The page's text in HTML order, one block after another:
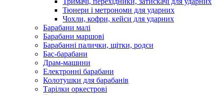
Тюнери і метрономи для ударних
Чохли, кофри, кейси для ударних
Барабани малі
Барабани маршові
Барабанні палички, щітки, родси
Бас-барабани
Драм-машини
Електронні барабани
Колотушки для барабанів
Тарілки оркестрові